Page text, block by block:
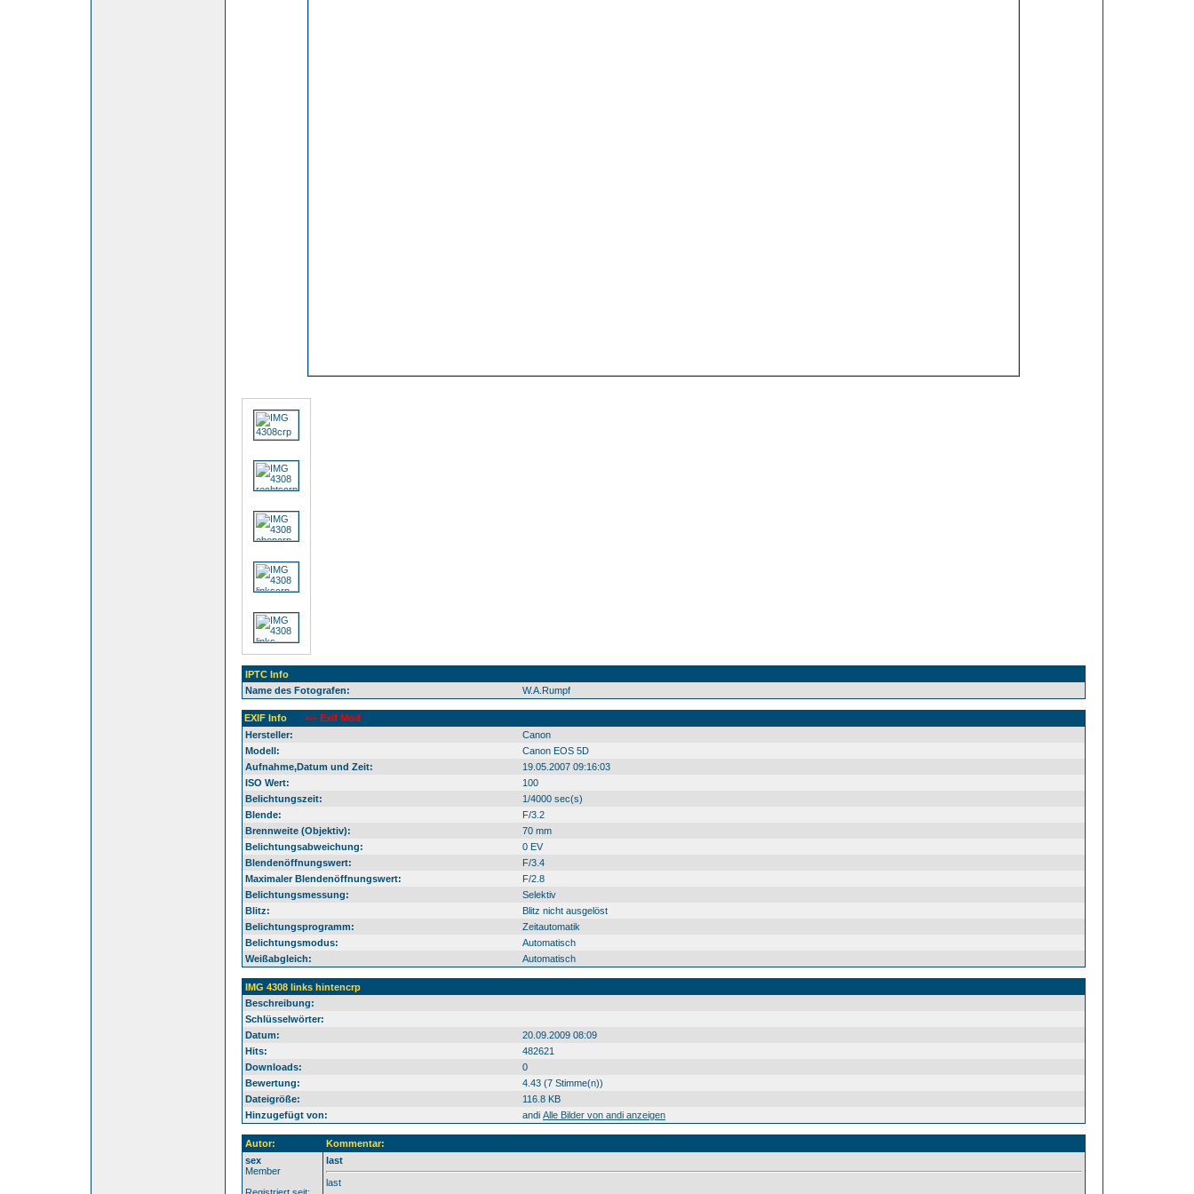
IPTC Info
Name des Fotografen:
W.A.Rumpf
EXIF Info
<-- Exif Mod
Hersteller:
Canon
Modell:
Canon EOS 5D
Aufnahme,Datum und Zeit:
19.05.2007 09:16:03
ISO Wert:
100
Belichtungszeit:
1/4000 sec(s)
Blende:
F/3.2
Brennweite (Objektiv):
70 mm
Belichtungsabweichung:
0 EV
Blendenöffnungswert:
F/3.4
Maximaler Blendenöffnungswert:
F/2.8
Belichtungsmessung:
Selektiv
Blitz:
Blitz nicht ausgelöst
Belichtungsprogramm:
Zeitautomatik
Belichtungsmodus:
Automatisch
Weißabgleich:
Automatisch
IMG 4308 links hintencrp
Beschreibung:
Schlüsselwörter:
Datum:
20.09.2009 08:09
Hits:
482621
Downloads:
0
Bewertung:
4.43 (7 Stimme(n))
Dateigröße:
116.8 KB
Hinzugefügt von:
andi Alle Bilder von andi anzeigen
Autor:
Kommentar:
sex
Member
last
last